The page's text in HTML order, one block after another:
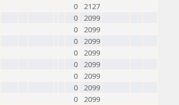
0 2127
0 2099
0 2099
0 2099
0 2099
0 2099
0 2099
0 2099
0 2099